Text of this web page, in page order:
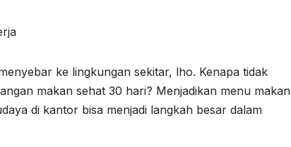
ke lingkungan sekitar, lho. Kenapa tidak
makan sehat 30 hari? Menjadikan menu makan
di kantor bisa menjadi langkah besar dalam